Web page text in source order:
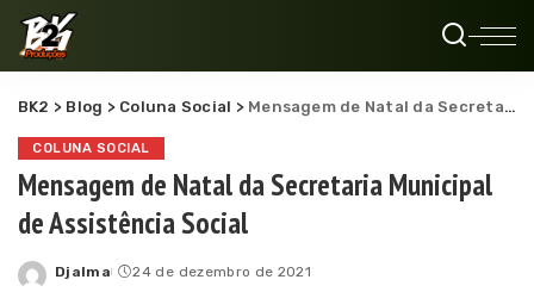
BK2 > Blog > Coluna Social > Mensagem de Natal da Secretaria Municipal de Assistência Social
COLUNA SOCIAL
Mensagem de Natal da Secretaria Municipal
de Assistência Social
Posted
Djalma 24 de dezembro de 2021